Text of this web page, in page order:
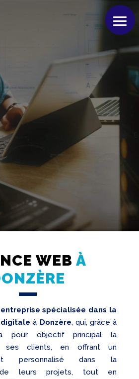
WEBÀ
entreprise spécialisée dans la
à Donzère, qui, grâce à
pour objectif principal la
ses clients, en offrant un
personnalisé dans la
de leurs projets, tout en